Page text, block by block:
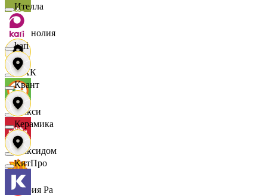
Магнолия
МАК
Макси
Максидом
Мария Ра
Ителла
kari
Квант
Керамика
КитПро